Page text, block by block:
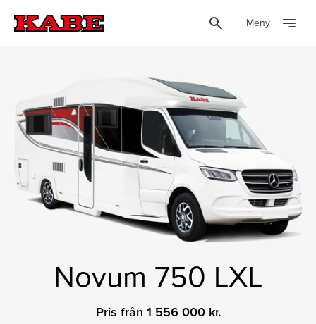
Meny
Novum 750 LXL
Pris från 1 556 000 kr.